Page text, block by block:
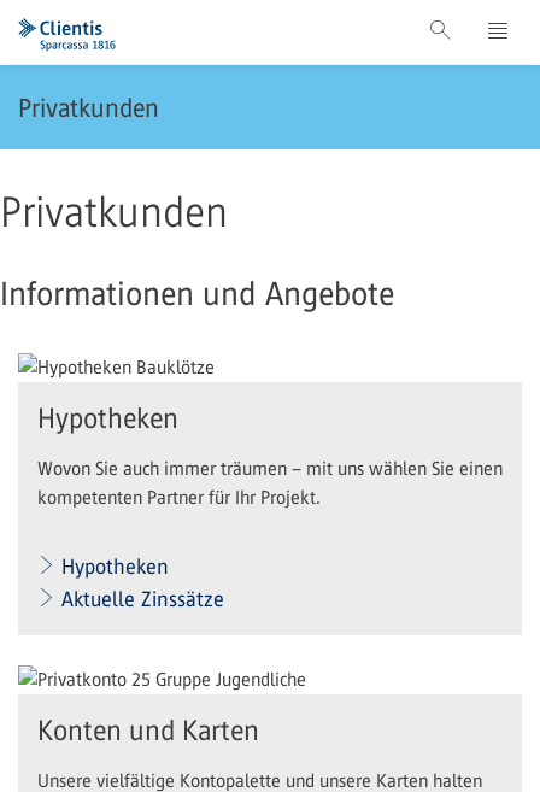
Privatkunden
Privatkunden
Informationen und Angebote
Hypotheken
Wovon Sie auch immer träumen – mit uns wählen Sie einen
kompetenten Partner für Ihr Projekt.
Hypotheken
Aktuelle Zinssätze
Konten und Karten
Unsere vielfältige Kontopalette und unsere Karten halten